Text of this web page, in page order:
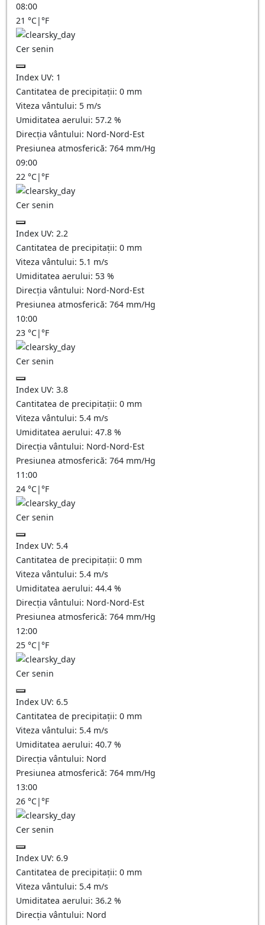
08:00
21 °C|°F
Cer senin
Index UV: 1
Cantitatea de precipitații: 0 mm
Viteza vântului: 5 m/s
Umiditatea aerului: 57.2 %
Direcția vântului: Nord-Nord-Est
Presiunea atmosferică: 764 mm/Hg
09:00
22 °C|°F
Cer senin
Index UV: 2.2
Cantitatea de precipitații: 0 mm
Viteza vântului: 5.1 m/s
Umiditatea aerului: 53 %
Direcția vântului: Nord-Nord-Est
Presiunea atmosferică: 764 mm/Hg
10:00
23 °C|°F
Cer senin
Index UV: 3.8
Cantitatea de precipitații: 0 mm
Viteza vântului: 5.4 m/s
Umiditatea aerului: 47.8 %
Direcția vântului: Nord-Nord-Est
Presiunea atmosferică: 764 mm/Hg
11:00
24 °C|°F
Cer senin
Index UV: 5.4
Cantitatea de precipitații: 0 mm
Viteza vântului: 5.4 m/s
Umiditatea aerului: 44.4 %
Direcția vântului: Nord-Nord-Est
Presiunea atmosferică: 764 mm/Hg
12:00
25 °C|°F
Cer senin
Index UV: 6.5
Cantitatea de precipitații: 0 mm
Viteza vântului: 5.4 m/s
Umiditatea aerului: 40.7 %
Direcția vântului: Nord
Presiunea atmosferică: 764 mm/Hg
13:00
26 °C|°F
Cer senin
Index UV: 6.9
Cantitatea de precipitații: 0 mm
Viteza vântului: 5.4 m/s
Umiditatea aerului: 36.2 %
Direcția vântului: Nord